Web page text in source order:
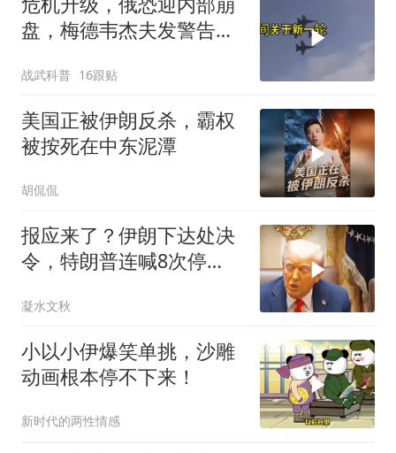
盘，梅德韦杰夫发警告，
战武科普 16跟贴
美国正被伊朗反杀，霸权
被按死在中东泥潭
胡侃侃
报应来了？伊朗下达处决
令，特朗普连喊8次停
凝水文秋
小以小伊爆笑单挑，沙雕
动画根本停不下来！
新时代的两性情感